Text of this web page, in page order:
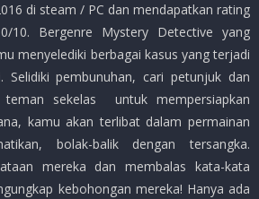
di steam / PC dan mendapatkan rating
10. Bergenre Mystery Detective yang
menyelediki berbagai kasus yang terjadi
Selidiki pembunuhan, cari petunjuk dan
teman sekelas untuk mempersiapkan
kamu akan terlibat dalam permainan
bolak-balik dengan tersangka.
mereka dan membalas kata-kata
kebohongan mereka! Hanya ada